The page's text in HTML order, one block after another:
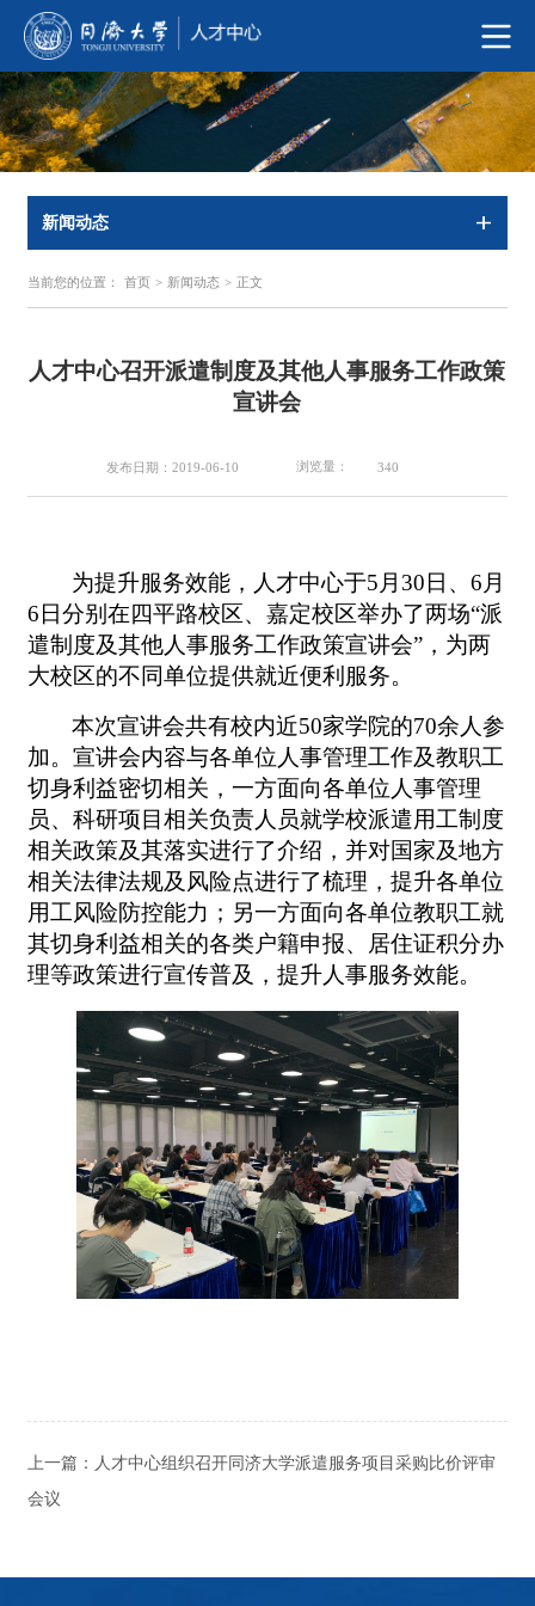
新闻动态
当前您的位置： 首页 > 新闻动态 > 正文
人才中心召开派遣制度及其他人事服务工作政策
宣讲会
发布日期：2019-06-10 浏览量： 340
为提升服务效能，人才中心于5月 30 日、6月
6 日分别在四平路校区、嘉定校区举办了两场“派
遣制度及其他人事服务工作政策宣讲会”，为两
大校区的不同单位提供就近便利服务。
本次宣讲会共有校内近50家学院的70余人参
加。宣讲会内容与各单位人事管理工作及教职工
切身利益密切相关，一方面向各单位人事管理
员、科研项目相关负责人员就学校派遣用工制度
相关政策及其落实进行了介绍，并对国家及地方
相关法律法规及风险点进行了梳理，提升各单位
用工风险防控能力；另一方面向各单位教职工就
其切身利益相关的各类户籍申报、居住证积分办
理等政策进行宣传普及，提升人事服务效能。
上一篇： 人才中心组织召开同济大学派遣服务项目采购比价评审
会议